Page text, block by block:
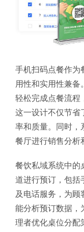
手机扫码点餐作为
用性和实用性兼备
轻松完成点餐流程
这一设计不仅节省
率和质量。同时，
餐厅进行销售分析
餐饮私域系统中的
道进行预订，包括
及电话服务，为顾
能分析预订数据，
理者优化桌位分配